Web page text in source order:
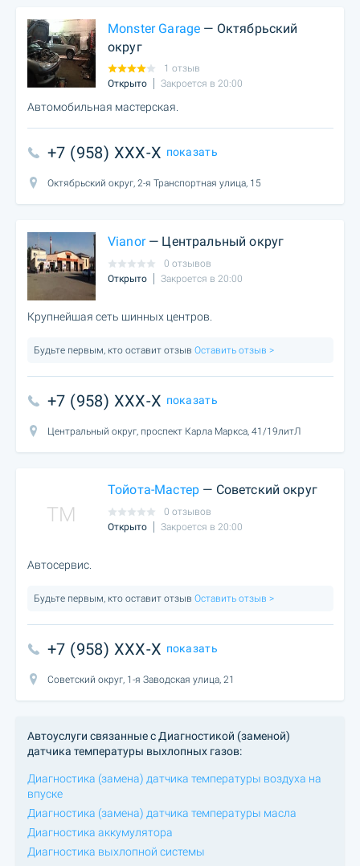
Monster Garage — Октябрьский
округ
1 отзыв
Открыто
Закроется в 20:00
Автомобильная мастерская.
+7 (958) XXX-X показать
Октябрьский округ, 2-я Транспортная улица, 15
Vianor— Центральный округ
0 отзывов
Открыто
Закроется в 20:00
Крупнейшая сеть шинных центров.
Будьте первым, кто оставит отзыв Оставить отзыв >
+7 (958) XXX-X показать
Центральный округ, проспект Карла Маркса, 41/19литЛ
TM
Тойота-Мастер — Советский округ
0 отзывов
Открыто
Закроется в 20:00
Автосервис.
Будьте первым, кто оставит отзыв Оставить отзыв >
+7 (958) XXX-X показать
Советский округ, 1-я Заводская улица, 21
Автоуслуги связанные с Диагностикой (заменой)
датчика температуры выхлопных газов:
Диагностика (замена) датчика температуры воздуха на
впуске
Диагностика (замена) датчика температуры масла
Диагностика аккумулятора
Диагностика выхлопной системы